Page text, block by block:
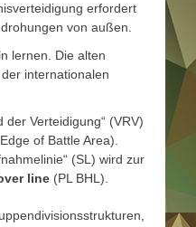
erfordert
von außen.
lernen. Die alten
internationalen
der Verteidigung“ (VRV)
of Battle Area).
(SL) wird zur
line (PL BHL).